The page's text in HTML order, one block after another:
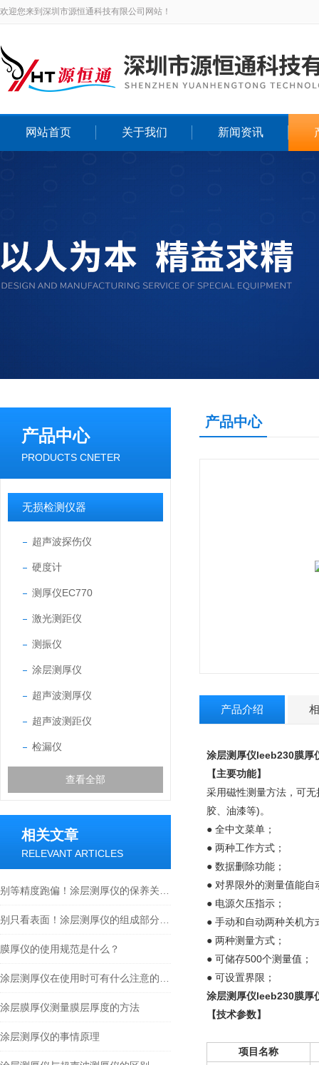
欢迎您来到深圳市源恒通科技有限公司网站！
网站首页 关于我们 新闻资讯
产品中心
PRODUCTS CNETER
无损检测仪器
超声波探伤仪
硬度计
测厚仪EC770
激光测距仪
测振仪
涂层测厚仪
超声波测厚仪
超声波测距仪
检漏仪
查看全部
相关文章
RELEVANT ARTICLES
膜厚仪的使用规范是什么？
涂层膜厚仪测量膜层厚度的方法
涂层测厚仪的事情原理
产品中心
产品介绍
涂层测厚仪leeb230膜厚
【主要功能】
采用磁性测量方法，可
胶、油漆等)。
● 全中文菜单；
● 两种工作方式；
● 数据删除功能；
● 对界限外的测量值能自
● 电源欠压指示；
● 手动和自动两种关机方
● 两种测量方式；
● 可储存500个测量值；
● 可设置界限；
涂层测厚仪leeb230膜厚
【技术参数】
项目名称